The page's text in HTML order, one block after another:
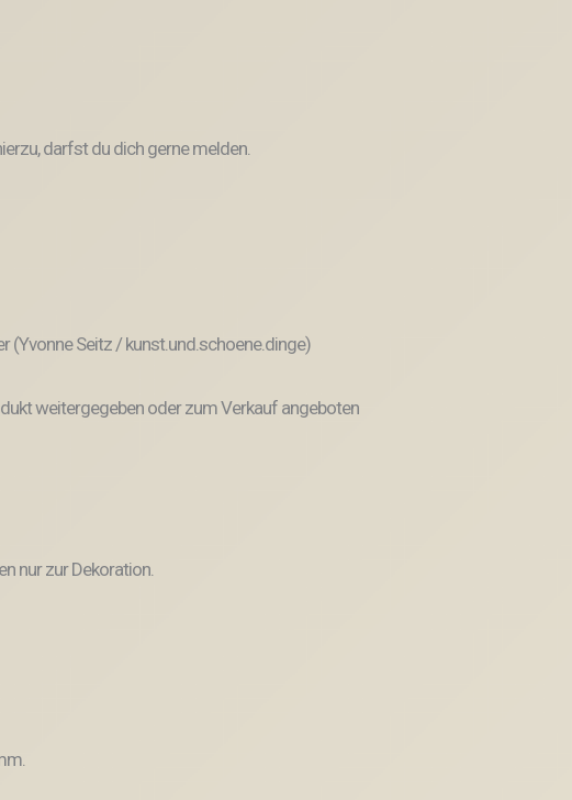
darfst du dich gerne melden.
(Yvonne Seitz / kunst.und.schoene.dinge)
weitergegeben oder zum Verkauf angeboten
nur zur Dekoration.